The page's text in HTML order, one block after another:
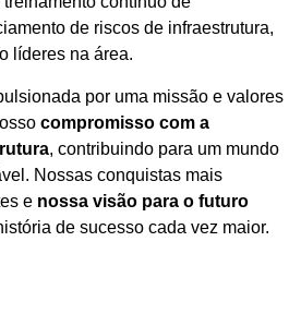
de riscos de infraestrutura,
líderes na área.
por uma missão e valores
compromisso com a
, contribuindo para um mundo
Nossas conquistas mais
e nossa visão para o futuro
de sucesso cada vez maior.